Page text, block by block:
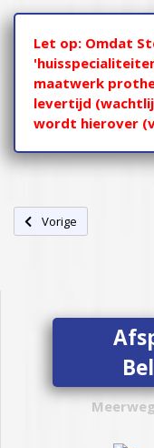
Let op: Omdat
maatwerk
levertijd
wordt hierover
Vorig artikel: Orthesen
Vorige